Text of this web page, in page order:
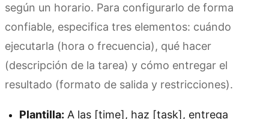
según un horario. Para configurarlo de forma
confiable, especifica tres elementos: cuándo
ejecutarla (hora o frecuencia), qué hacer
(descripción de la tarea) y cómo entregar el
resultado (formato de salida y restricciones).
Plantilla: A las [time], haz [task], entrega